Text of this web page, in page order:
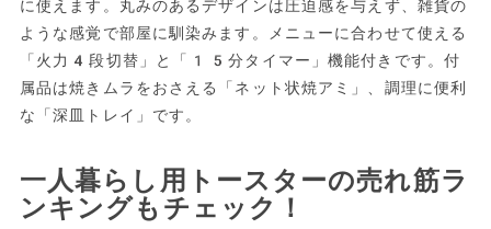
に使えます。丸みのあるデザインは圧迫感を与えず、雑貨の
ような感覚で部屋に馴染みます。メニューに合わせて使える
「火力4段切替」と「15分タイマー」機能付きです。付
属品は焼きムラをおさえる「ネット状焼アミ」、調理に便利
な「深皿トレイ」です。
一人暮らし用トースターの売れ筋ラ
ンキングもチェック！